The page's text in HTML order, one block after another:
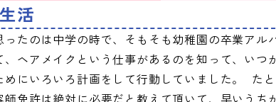
活
たのは中学の時で、そもそも幼稚園の卒業ア
ヘアメイクという仕事があるのを知って、い
めにいろいろ計画をして行動していました。 た
免許は絶対に必要だと教えて頂いて、早いう